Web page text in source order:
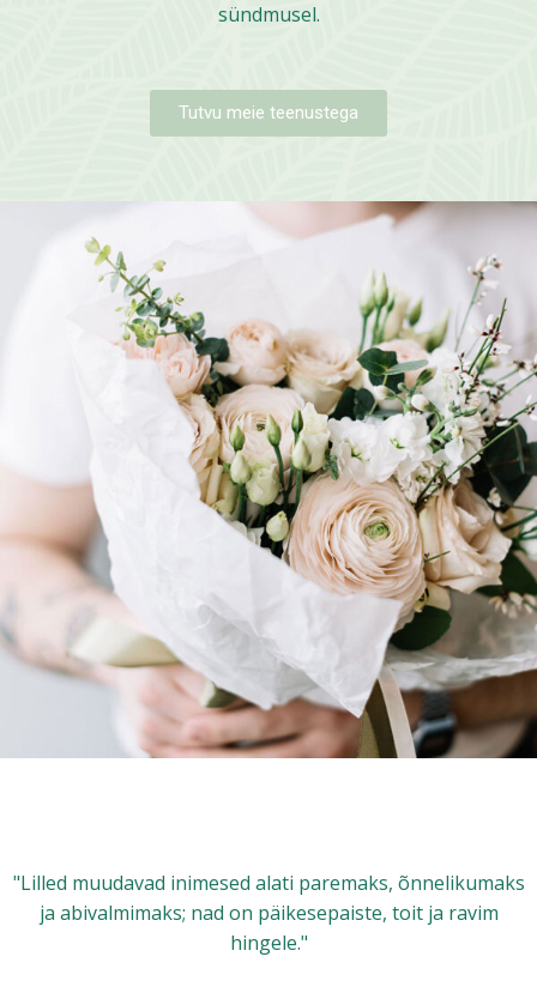
sündmusel.
Tutvu meie teenustega
"Lilled muudavad inimesed alati paremaks, õnnelikumaks
ja abivalmimaks; nad on päikesepaiste, toit ja ravim
hingele."